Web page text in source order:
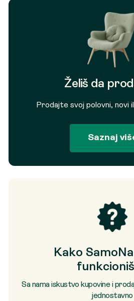
Želiš da
Prodajte svoj polovni, novi
Saznaj
Kako
Sa nama iskustvo kupovine i
jednostavno